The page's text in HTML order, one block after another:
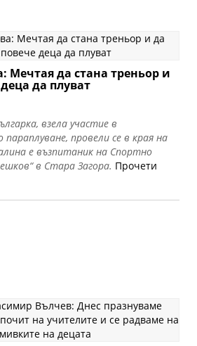
Мечтая да стана треньор и
да плуват
взела участие в
провели се в края на
е възпитаник на Спортно
в Стара Загора. Прочети